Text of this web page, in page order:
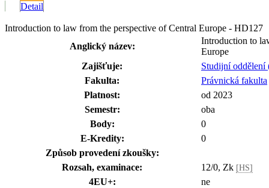
Detail
Introduction to law from the perspective of Central Europe - HD127
Anglický název:
Introduction to
Europe
Zajišťuje:
Studijní oddělení
Fakulta:
Právnická fakulta
Platnost:
od 2023
Semestr:
oba
Body:
0
E-Kredity:
0
Způsob provedení zkoušky:
Rozsah, examinace:
12/0, Zk [HS]
4EU+:
ne